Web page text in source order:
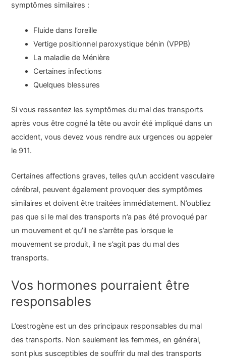
symptômes similaires :
Fluide dans l’oreille
Vertige positionnel paroxystique bénin (VPPB)
La maladie de Ménière
Certaines infections
Quelques blessures
Si vous ressentez les symptômes du mal des transports
après vous être cogné la tête ou avoir été impliqué dans un
accident, vous devez vous rendre aux urgences ou appeler
le 911.
Certaines affections graves, telles qu’un accident vasculaire
cérébral, peuvent également provoquer des symptômes
similaires et doivent être traitées immédiatement. N’oubliez
pas que si le mal des transports n’a pas été provoqué par
un mouvement et qu’il ne s’arrête pas lorsque le
mouvement se produit, il ne s’agit pas du mal des
transports.
Vos hormones pourraient être
responsables
L’œstrogène est un des principaux responsables du mal
des transports. Non seulement les femmes, en général,
sont plus susceptibles de souffrir du mal des transports